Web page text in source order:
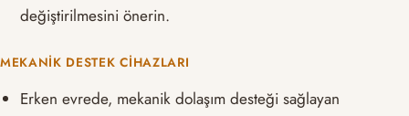
değiştirilmesini önerin.
MEKANIK DESTEK CIHAZLARI
Erken evrede, mekanik dolaşım desteği sağlayan